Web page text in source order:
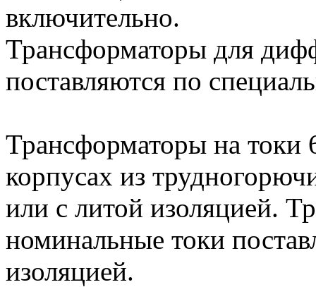
включительно.
Трансформаторы для
поставляются по
Трансформаторы на токи
корпусах из
или с литой изоляцией.
номинальные токи
изоляцией.